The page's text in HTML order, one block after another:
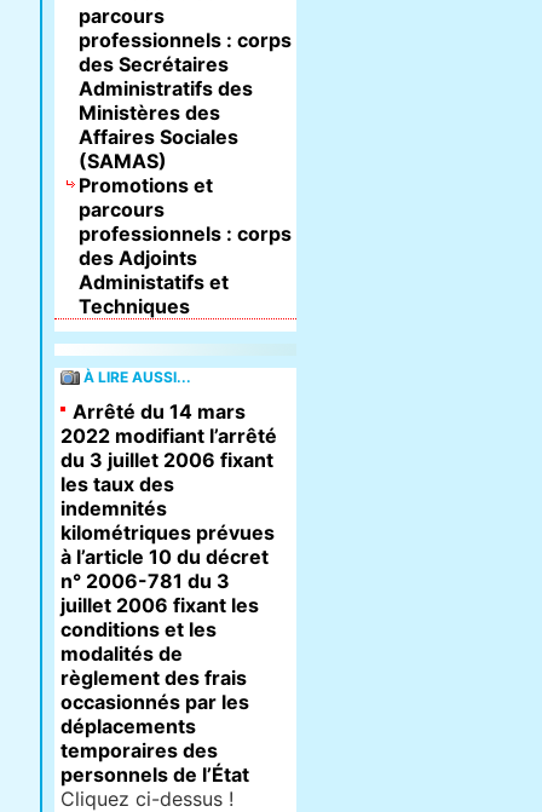
parcours
professionnels : corps
des Secrétaires
Administratifs des
Ministères des
Affaires Sociales
(SAMAS)
Promotions et
parcours
professionnels : corps
des Adjoints
Administatifs et
Techniques
À LIRE AUSSI...
Arrêté du 14 mars
2022 modifiant l’arrêté
du 3 juillet 2006 fixant
les taux des
indemnités
kilométriques prévues
à l’article 10 du décret
n° 2006-781 du 3
juillet 2006 fixant les
conditions et les
modalités de
règlement des frais
occasionnés par les
déplacements
temporaires des
personnels de l’État
Cliquez ci-dessus !